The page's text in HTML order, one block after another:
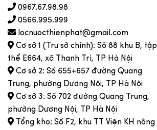
0967.67.98.98
0566.995.999
locnuocthienphat@gmail.com
Cơ sở 1 (Trụ sở chính): Số 88 khu B, tập
thể E664, xã Thanh Trì, TP Hà Nội
Cơ sở 2: Số 655+657 đường Quang
Trung, phường Dương Nội, TP Hà Nội
Cơ sở 3: Số 702 đường Quang Trung,
phường Dương Nội, TP Hà Nội
Tổng kho: Số F2, khu TT Viện KH nông